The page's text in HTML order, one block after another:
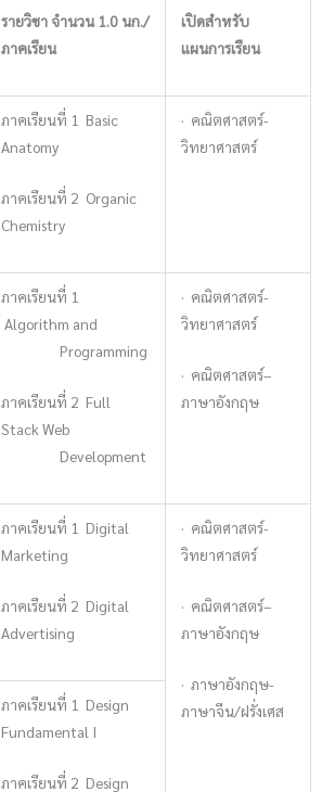
รายวิชา จำนวน 1.0 นก./
ภาคเรียน
เปิดสำหรับ
แผนการเรียน
ภาคเรียนที่ 1 Basic
Anatomy
ภาคเรียนที่ 2 Organic
Chemistry
· คณิตศาสตร์-
วิทยาศาสตร์
ภาคเรียนที่ 1
Algorithm and
Programming
ภาคเรียนที่ 2 Full
Stack Web
Development
· คณิตศาสตร์-
วิทยาศาสตร์
· คณิตศาสตร์–
ภาษาอังกฤษ
ภาคเรียนที่ 1 Digital
Marketing
ภาคเรียนที่ 2 Digital
Advertising
· คณิตศาสตร์-
วิทยาศาสตร์
· คณิตศาสตร์–
ภาษาอังกฤษ
· ภาษาอังกฤษ-
ภาษาจีน/ฝรั่งเศส
ภาคเรียนที่ 1 Design
Fundamental I
ภาคเรียนที่ 2 Design